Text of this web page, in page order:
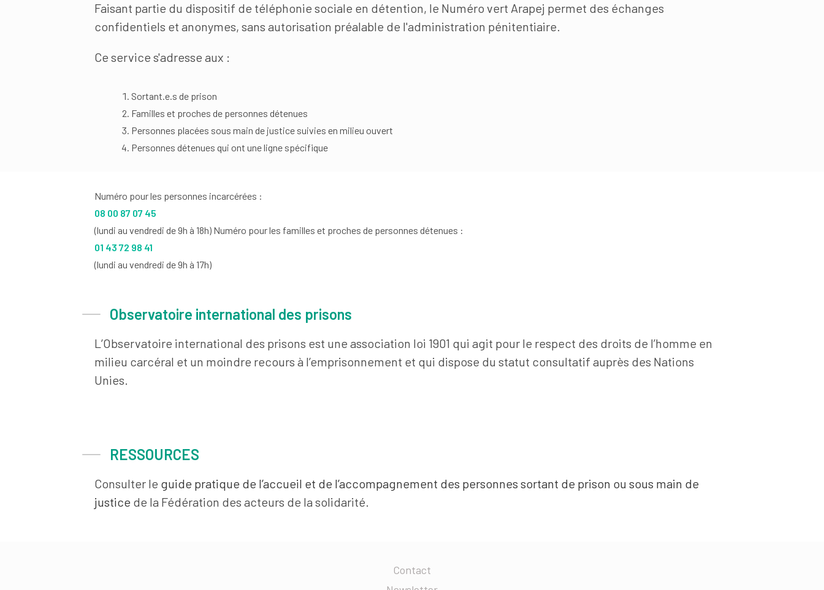
Faisant partie du dispositif de téléphonie sociale en détention, le Numéro vert Arapej permet des échanges
confidentiels et anonymes, sans autorisation préalable de l'administration pénitentiaire.
Ce service s'adresse aux :
Sortant.e.s de prison
Familles et proches de personnes détenues
Personnes placées sous main de justice suivies en milieu ouvert
Personnes détenues qui ont une ligne spécifique
Numéro pour les personnes incarcérées :
08 00 87 07 45
(lundi au vendredi de 9h à 18h) Numéro pour les familles et proches de personnes détenues :
01 43 72 98 41
(lundi au vendredi de 9h à 17h)
Observatoire international des prisons
L’Observatoire international des prisons est une association loi 1901 qui agit pour le respect des droits de l’homme en
milieu carcéral et un moindre recours à l’emprisonnement et qui dispose du statut consultatif auprès des Nations
Unies.
RESSOURCES
Consulter le guide pratique de l’accueil et de l’accompagnement des personnes sortant de prison ou sous main de
justice de la Fédération des acteurs de la solidarité.
Contact